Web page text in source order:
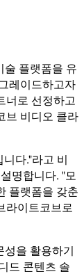
술 플랫폼을 유
레이드하고자
너로 선정하고
브 비디오 클라
다."라고 비
명합니다. "모
플랫폼을 갖춘
라이트코브로
성을 활용하기
드 콘텐츠 솔